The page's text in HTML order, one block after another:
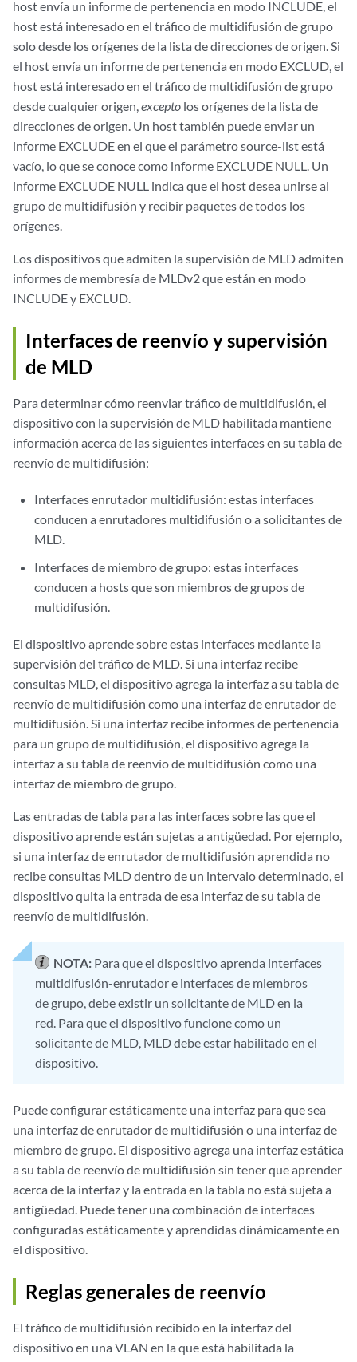
host envía un informe de pertenencia en modo INCLUDE, el
host está interesado en el tráfico de multidifusión de grupo
solo desde los orígenes de la lista de direcciones de origen. Si
el host envía un informe de pertenencia en modo EXCLUD, el
host está interesado en el tráfico de multidifusión de grupo
desde cualquier origen, excepto los orígenes de la lista de
direcciones de origen. Un host también puede enviar un
informe EXCLUDE en el que el parámetro source-list está
vacío, lo que se conoce como informe EXCLUDE NULL. Un
informe EXCLUDE NULL indica que el host desea unirse al
grupo de multidifusión y recibir paquetes de todos los
orígenes.
Los dispositivos que admiten la supervisión de MLD admiten
informes de membresía de MLDv2 que están en modo
INCLUDE y EXCLUD.
Interfaces de reenvío y supervisión
de MLD
Para determinar cómo reenviar tráfico de multidifusión, el
dispositivo con la supervisión de MLD habilitada mantiene
información acerca de las siguientes interfaces en su tabla de
reenvío de multidifusión:
Interfaces enrutador multidifusión: estas interfaces
conducen a enrutadores multidifusión o a solicitantes de
MLD.
Interfaces de miembro de grupo: estas interfaces
conducen a hosts que son miembros de grupos de
multidifusión.
El dispositivo aprende sobre estas interfaces mediante la
supervisión del tráfico de MLD. Si una interfaz recibe
consultas MLD, el dispositivo agrega la interfaz a su tabla de
reenvío de multidifusión como una interfaz de enrutador de
multidifusión. Si una interfaz recibe informes de pertenencia
para un grupo de multidifusión, el dispositivo agrega la
interfaz a su tabla de reenvío de multidifusión como una
interfaz de miembro de grupo.
Las entradas de tabla para las interfaces sobre las que el
dispositivo aprende están sujetas a antigüedad. Por ejemplo,
si una interfaz de enrutador de multidifusión aprendida no
recibe consultas MLD dentro de un intervalo determinado, el
dispositivo quita la entrada de esa interfaz de su tabla de
reenvío de multidifusión.
NOTA: Para que el dispositivo aprenda interfaces
multidifusión-enrutador e interfaces de miembros
de grupo, debe existir un solicitante de MLD en la
red. Para que el dispositivo funcione como un
solicitante de MLD, MLD debe estar habilitado en el
dispositivo.
Puede configurar estáticamente una interfaz para que sea
una interfaz de enrutador de multidifusión o una interfaz de
miembro de grupo. El dispositivo agrega una interfaz estática
a su tabla de reenvío de multidifusión sin tener que aprender
acerca de la interfaz y la entrada en la tabla no está sujeta a
antigüedad. Puede tener una combinación de interfaces
configuradas estáticamente y aprendidas dinámicamente en
el dispositivo.
Reglas generales de reenvío
El tráfico de multidifusión recibido en la interfaz del
dispositivo en una VLAN en la que está habilitada la